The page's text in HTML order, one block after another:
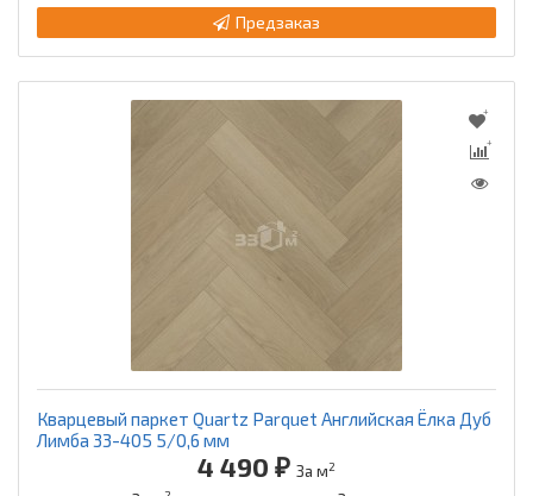
Предзаказ
Кварцевый паркет Quartz Parquet Английская Ёлка Дуб
Лимба 33-405 5/0,6 мм
4 490 ₽ За м2